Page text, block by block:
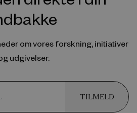
om vores forskning, initiativer
udgivelser.
TILMELD